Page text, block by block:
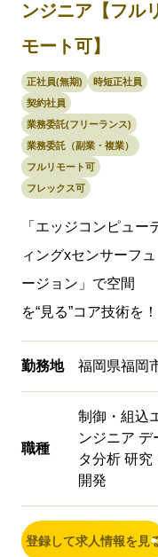
ンジニア【フル
モート可】
正社員(無期)
時短正社員
契約社員
業務委託(フリーランス)
業務委託（副業・複業）
フルリモート可
フレックス可
「エッジコンピュー
ィングxセンサーフュ
ージョン」で空間
を“見る”コア技術を！
勤務地 福岡県福岡
職種
制御・組込
ンジニア デ
タ分析 研究
開発
登録して求人情報を見